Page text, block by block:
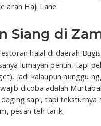
arah Haji Lane.
Siang di
halal di daerah
lumayan penuh, tapi
jadi kalaupun nunggu
dicoba adalah
sapi, tapi teksturnya
pesan teh tarik.